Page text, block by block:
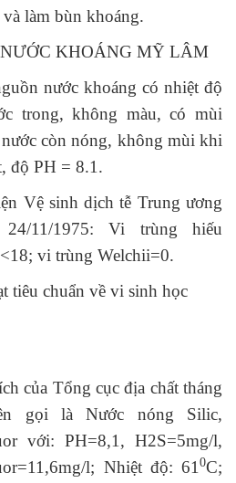
làm bùn khoáng.
KHOÁNG MỸ LÂM
nước khoáng có nhiệt độ
trong, không màu, có mùi
còn nóng, không mùi khi
độ PH = 8.1.
Vệ sinh dịch tễ Trung ương
11/1975: Vi trùng hiếu
vi trùng Welchii=0.
tiêu chuẩn về vi sinh học
của Tổng cục địa chất tháng
gọi là Nước nóng Silic,
với: PH=8,1, H2S=5mg/l,
l; Nhiệt độ: 61 0C;